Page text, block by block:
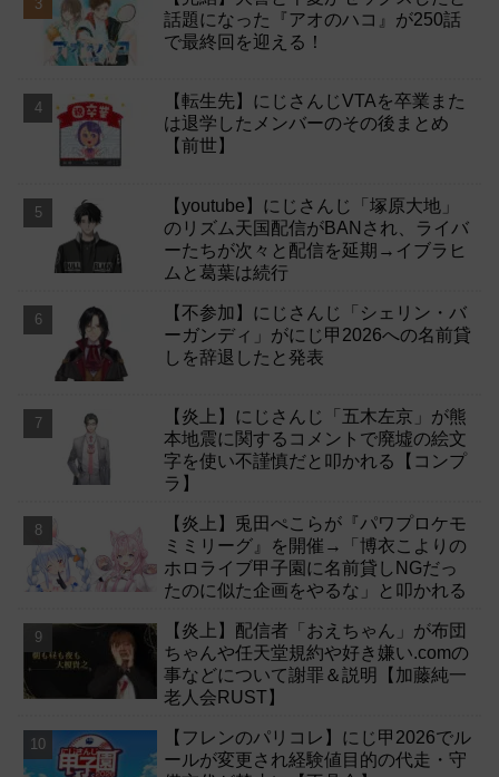
話題になった『アオのハコ』が250話
で最終回を迎える！
【転生先】にじさんじVTAを卒業また
は退学したメンバーのその後まとめ
【前世】
【youtube】にじさんじ「塚原大地」
のリズム天国配信がBANされ、ライバ
ーたちが次々と配信を延期→イブラヒ
ムと葛葉は続行
【不参加】にじさんじ「シェリン・バ
ーガンディ」がにじ甲2026への名前貸
しを辞退したと発表
【炎上】にじさんじ「五木左京」が熊
本地震に関するコメントで廃墟の絵文
字を使い不謹慎だと叩かれる【コンプ
ラ】
【炎上】兎田ぺこらが『パワプロケモ
ミミリーグ』を開催→「博衣こよりの
ホロライブ甲子園に名前貸しNGだっ
たのに似た企画をやるな」と叩かれる
【炎上】配信者「おえちゃん」が布団
ちゃんや任天堂規約や好き嫌い.comの
事などについて謝罪＆説明【加藤純一
老人会RUST】
【フレンのパリコレ】にじ甲2026でル
ールが変更され経験値目的の代走・守